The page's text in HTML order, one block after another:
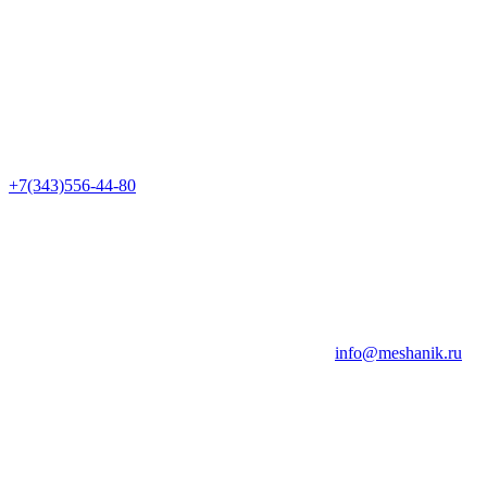
+7(343)556-44-80
info@meshanik.ru